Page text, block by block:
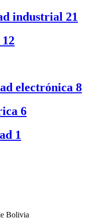
industrial 21
12
electrónica 8
6
1
Bolivia